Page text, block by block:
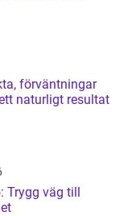
naturligt resultat
Trygg väg till